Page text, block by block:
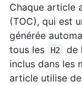
Chaque article
(TOC), qui est
générée
tous les
H2 de
inclus dans les
article utilise